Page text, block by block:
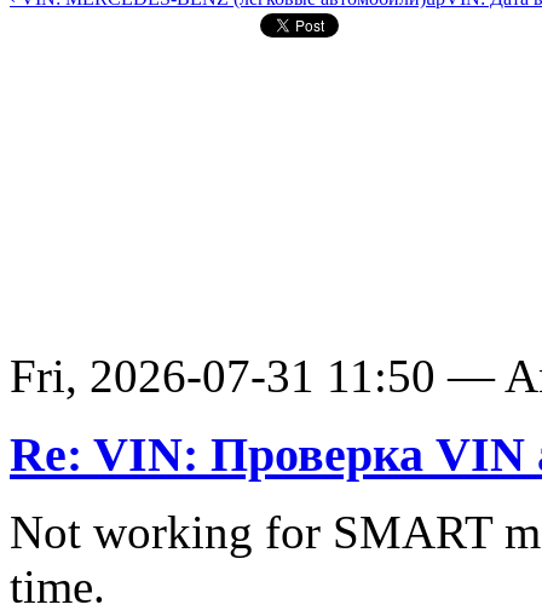
Fri, 2026-07-31 11:50 —
Re: VIN: Проверка VIN
Not working for SMART
time.